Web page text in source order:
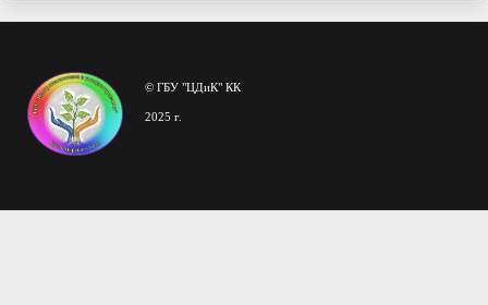
© ГБУ "ЦДиК" КК
2025 г.